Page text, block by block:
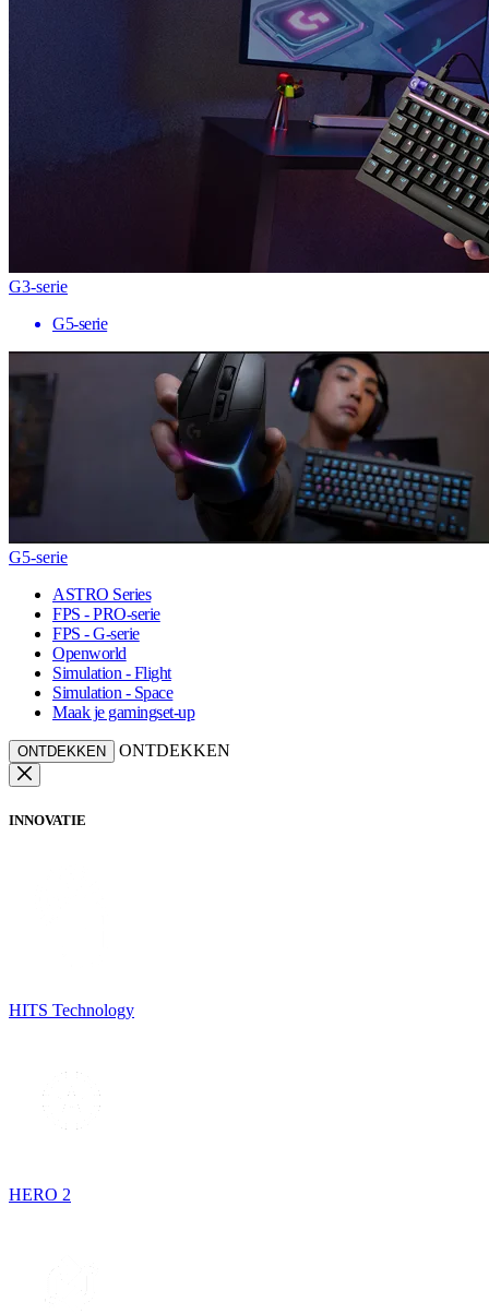
G3-serie
G5-serie
G5-serie
ASTRO Series
FPS - PRO-serie
FPS - G-serie
Openworld
Simulation - Flight
Simulation - Space
Maak je gamingset-up
ONTDEKKEN ONTDEKKEN
INNOVATIE
HITS Technology
HERO 2